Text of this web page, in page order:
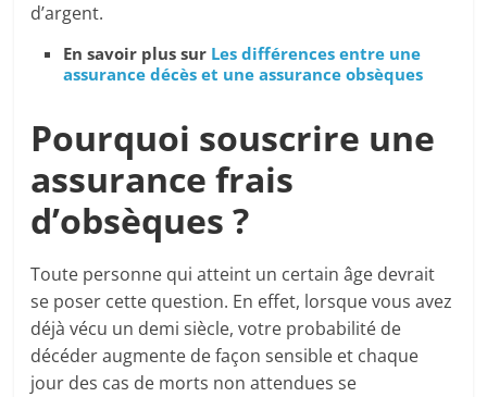
d’argent.
En savoir plus sur Les différences entre une
assurance décès et une assurance obsèques
Pourquoi souscrire une
assurance frais
d’obsèques ?
Toute personne qui atteint un certain âge devrait
se poser cette question. En effet, lorsque vous avez
déjà vécu un demi siècle, votre probabilité de
décéder augmente de façon sensible et chaque
jour des cas de morts non attendues se